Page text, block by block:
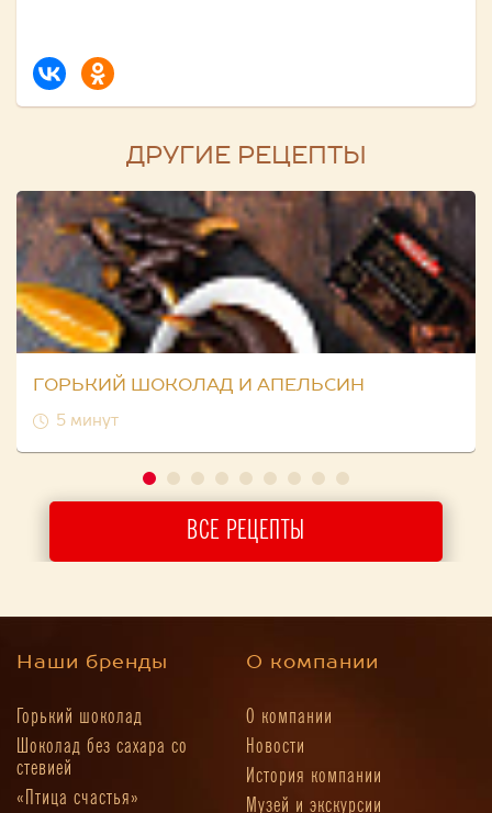
ДРУГИЕ РЕЦЕПТЫ
ГОРЬКИЙ ШОКОЛАД И АПЕЛЬСИН
5 минут
ВСЕ РЕЦЕПТЫ
Наши бренды
Горький шоколад
Шоколад без сахара со
стевией
«Птица счастья»
О компании
О компании
Новости
История компании
Музей и экскурсии